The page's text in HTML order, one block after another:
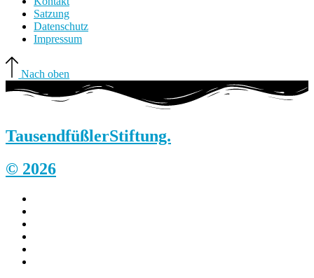
Satzung
Datenschutz
Impressum
Nach oben
TausendfüßlerStiftung.
© 2026